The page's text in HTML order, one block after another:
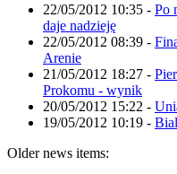
22/05/2012 10:35 - Po
daje nadzieję
22/05/2012 08:39 -
Arenie
21/05/2012 18:27 -
Prokomu - wynik
20/05/2012 15:22 -
19/05/2012 10:19 -
Older news items: